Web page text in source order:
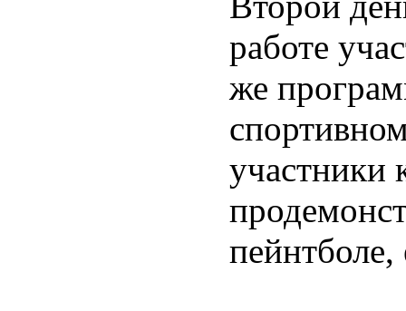
работе
же
участники
пейнтболе,